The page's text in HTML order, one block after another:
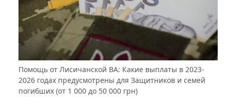
Помощь от Лисичанской ВА: Какие выплаты в 2023-
2026 годах предусмотрены для Защитников и семей
погибших (от 1 000 до 50 000 грн)